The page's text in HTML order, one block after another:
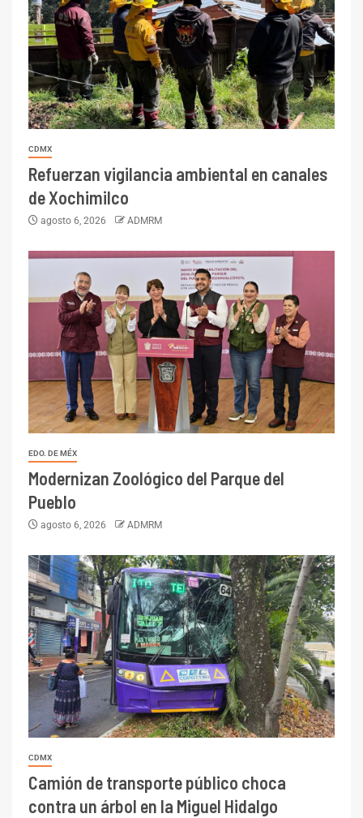
CDMX
Refuerzan vigilancia ambiental en canales
de Xochimilco
agosto 6, 2026 ADMRM
EDO. DE MÉX
Modernizan Zoológico del Parque del
Pueblo
agosto 6, 2026 ADMRM
CDMX
Camión de transporte público choca
contra un árbol en la Miguel Hidalgo